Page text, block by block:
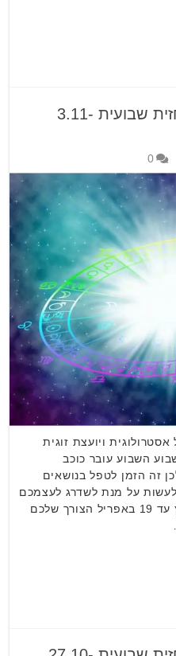
הורוסקופ/אסטרולוגיה: תחזית שבועית 3.11-
0
ויועצת זוגית
השבוע עובר כוכב
זה הזמן לטפל בנושאים
על מנת לשדרג לעצמכם
את מצבכם הכספי. טלה 21 במרץ עד 19 באפריל הצורך שלכם